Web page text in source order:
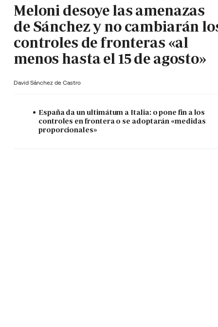
Meloni desoye las amenazas
de Sánchez y no cambiarán
controles de fronteras «al
menos hasta el 15 de agosto»
David Sánchez de Castro
España da un ultimátum a Italia: o pone fin a los
controles en frontera o se adoptarán «medidas
proporcionales»